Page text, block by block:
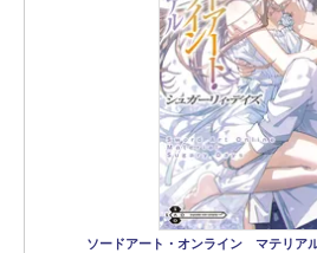
ソードアート・オンライン マテリア